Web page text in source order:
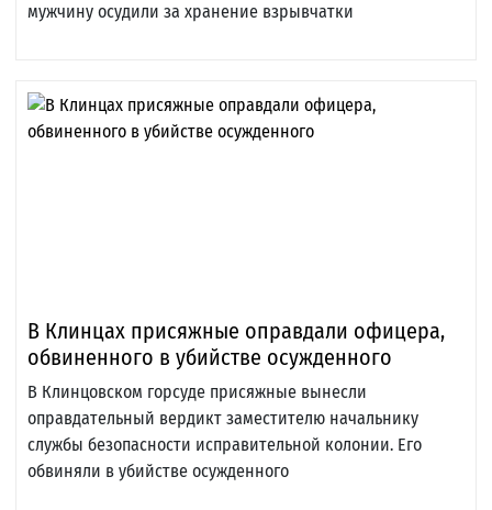
мужчину осудили за хранение взрывчатки
В Клинцах присяжные оправдали офицера,
обвиненного в убийстве осужденного
В Клинцовском горсуде присяжные вынесли
оправдательный вердикт заместителю начальнику
службы безопасности исправительной колонии. Его
обвиняли в убийстве осужденного